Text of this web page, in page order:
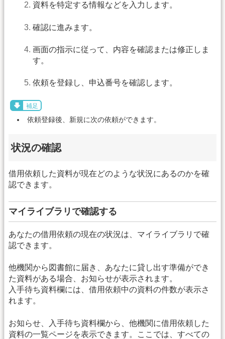
資料を特定する情報などを入力します。
確認に進みます。
画面の指示に従って、内容を確認または修正しま
す。
依頼を登録し、申込番号を確認します。
補足
依頼登録後、新規に次の依頼ができます。
状況の確認
借用依頼した資料が現在どのような状況にあるのかを確
認できます。
マイライブラリで確認する
あなたの借用依頼の現在の状況は、マイライブラリで確
認できます。
他機関から図書館に届き、あなたに貸し出す準備ができ
た資料がある場合、お知らせが表示されます。
入手待ち資料欄には、借用依頼中の資料の件数が表示さ
れます。
お知らせ、入手待ち資料欄から、他機関に借用依頼した
資料の一覧ページを表示できます。ここでは、すべての